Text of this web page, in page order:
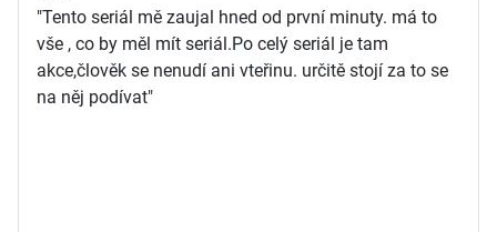
"Tento seriál mě zaujal hned od první minuty. má to
vše , co by měl mít seriál.Po celý seriál je tam
akce,člověk se nenudí ani vteřinu. určitě stojí za to se
na něj podívat"